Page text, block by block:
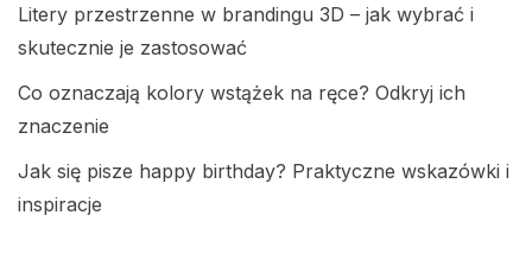
Litery przestrzenne w brandingu 3D – jak wybrać i
skutecznie je zastosować
Co oznaczają kolory wstążek na ręce? Odkryj ich
znaczenie
Jak się pisze happy birthday? Praktyczne wskazówki i
inspiracje